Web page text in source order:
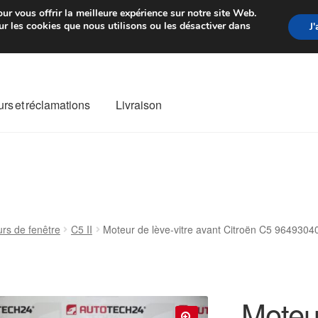
de 7 EUR Du lundi au
et réclamations Livraison
de fenêtre C5 II Moteur de lève-vitre avant Citroën C5
vous offrir la meilleure expérience sur notre site Web.
les cookies que nous utilisons ou les désactiver dans